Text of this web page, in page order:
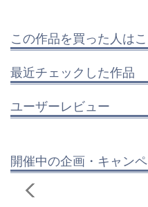
この作品を買った人は
最近チェックした作品
ユーザーレビュー
開催中の企画・キャン